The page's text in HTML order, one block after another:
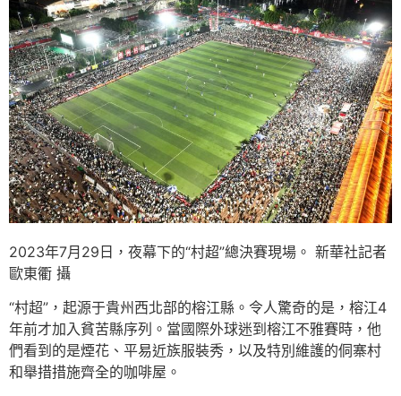
2023年7月29日，夜幕下的“村超”總決賽現場。 新華社記者
歐東衢 攝
“村超”，起源于貴州西北部的榕江縣。令人驚奇的是，榕江4
年前才加入貧苦縣序列。當國際外球迷到榕江不雅賽時，他
們看到的是煙花、平易近族服裝秀，以及特別維護的侗寨村
和舉措措施齊全的咖啡屋。